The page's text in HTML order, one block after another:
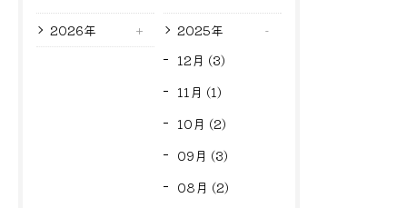
2026年
2025年
12月 (3)
11月 (1)
10月 (2)
09月 (3)
08月 (2)